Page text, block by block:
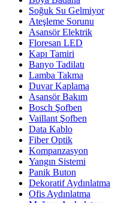
Soğuk Su Gelmiyor
Ateşleme Sorunu
Asansör Elektrik
Floresan LED
Kapı Tamiri
Banyo Tadilatı
Lamba Takma
Duvar Kaplama
Asansör Bakım
Bosch Şofben
Vaillant Şofben
Data Kablo
Fiber Optik
Kompanzasyon
Yangın Sistemi
Panik Buton
Dekoratif Aydınlatma
Ofis Aydınlatma